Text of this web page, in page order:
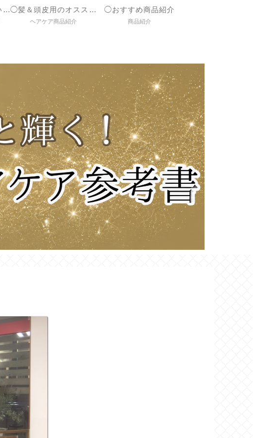
◯ホームケアの正しいやり方
◯髪＆頭皮用のオススメ商品紹介
ヘアケア商品紹介
◯おすすめ商品紹介
商品紹介